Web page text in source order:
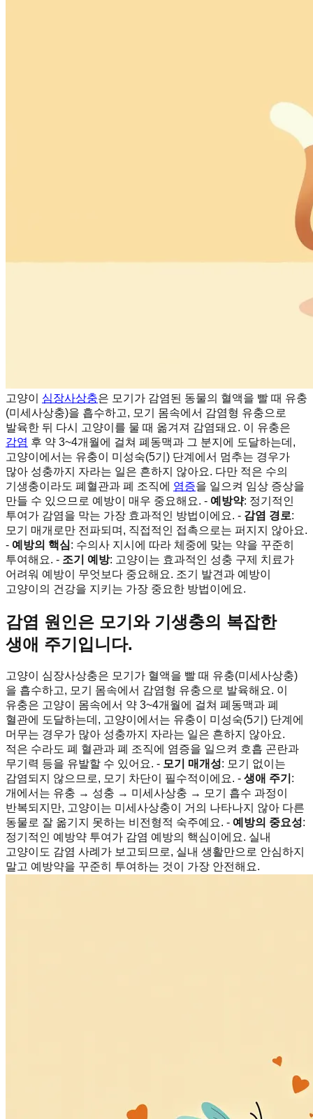
고양이 심장사상충은 모기가 감염된 동물의 혈액을 빨 때 유충
(미세사상충)을 흡수하고, 모기 몸속에서 감염형 유충으로
발육한 뒤 다시 고양이를 물 때 옮겨져 감염돼요. 이 유충은
감염 후 약 3~4개월에 걸쳐 폐동맥과 그 분지에 도달하는데,
고양이에서는 유충이 미성숙(5기) 단계에서 멈추는 경우가
많아 성충까지 자라는 일은 흔하지 않아요. 다만 적은 수의
기생충이라도 폐혈관과 폐 조직에 염증을 일으켜 임상 증상을
만들 수 있으므로 예방이 매우 중요해요. - 예방약: 정기적인
투여가 감염을 막는 가장 효과적인 방법이에요. - 감염 경로:
모기 매개로만 전파되며, 직접적인 접촉으로는 퍼지지 않아요.
- 예방의 핵심: 수의사 지시에 따라 체중에 맞는 약을 꾸준히
투여해요. - 조기 예방: 고양이는 효과적인 성충 구제 치료가
어려워 예방이 무엇보다 중요해요. 조기 발견과 예방이
고양이의 건강을 지키는 가장 중요한 방법이에요.
감염 원인은 모기와 기생충의 복잡한
생애 주기입니다.
고양이 심장사상충은 모기가 혈액을 빨 때 유충(미세사상충)
을 흡수하고, 모기 몸속에서 감염형 유충으로 발육해요. 이
유충은 고양이 몸속에서 약 3~4개월에 걸쳐 폐동맥과 폐
혈관에 도달하는데, 고양이에서는 유충이 미성숙(5기) 단계에
머무는 경우가 많아 성충까지 자라는 일은 흔하지 않아요.
적은 수라도 폐 혈관과 폐 조직에 염증을 일으켜 호흡 곤란과
무기력 등을 유발할 수 있어요. - 모기 매개성: 모기 없이는
감염되지 않으므로, 모기 차단이 필수적이에요. - 생애 주기 :
개에서는 유충 → 성충 → 미세사상충 → 모기 흡수 과정이
반복되지만, 고양이는 미세사상충이 거의 나타나지 않아 다른
동물로 잘 옮기지 못하는 비전형적 숙주예요. - 예방의 중요성:
정기적인 예방약 투여가 감염 예방의 핵심이에요. 실내
고양이도 감염 사례가 보고되므로, 실내 생활만으로 안심하지
말고 예방약을 꾸준히 투여하는 것이 가장 안전해요.